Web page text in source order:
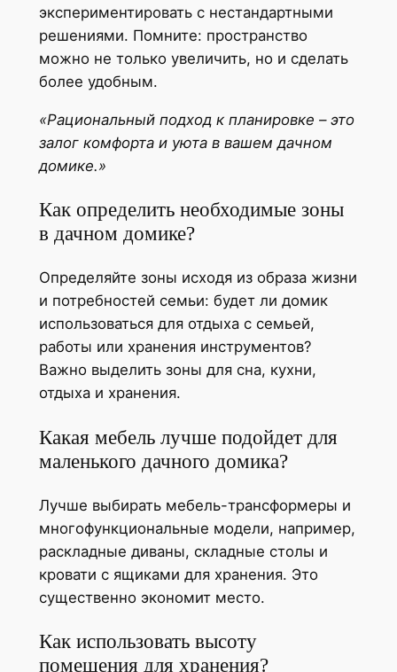
экспериментировать с нестандартными
решениями. Помните: пространство
можно не только увеличить, но и сделать
более удобным.
«Рациональный подход к планировке – это
залог комфорта и уюта в вашем дачном
домике.»
Как определить необходимые зоны
в дачном домике?
Определяйте зоны исходя из образа жизни
и потребностей семьи: будет ли домик
использоваться для отдыха с семьей,
работы или хранения инструментов?
Важно выделить зоны для сна, кухни,
отдыха и хранения.
Какая мебель лучше подойдет для
маленького дачного домика?
Лучше выбирать мебель-трансформеры и
многофункциональные модели, например,
раскладные диваны, складные столы и
кровати с ящиками для хранения. Это
существенно экономит место.
Как использовать высоту
помещения для хранения?